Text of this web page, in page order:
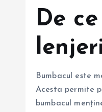
De
Bumbacul este
Acesta permite
bumbacul